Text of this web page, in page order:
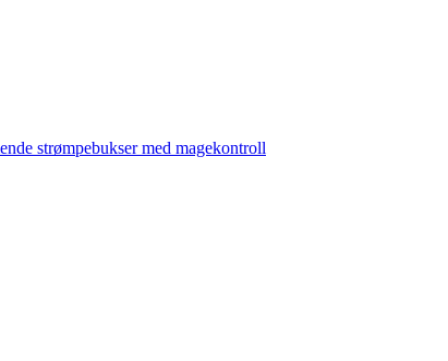
strømpebukser med magekontroll